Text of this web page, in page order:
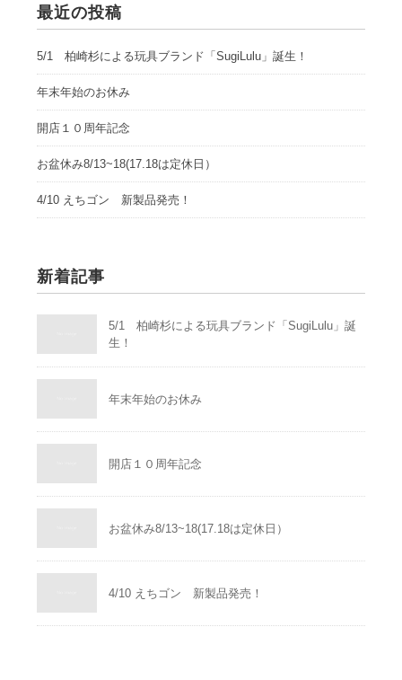
最近の投稿
5/1 柏崎杉による玩具ブランド「SugiLulu」誕生！
年末年始のお休み
開店１０周年記念
お盆休み8/13~18(17.18は定休日）
4/10 えちゴン 新製品発売！
新着記事
5/1 柏崎杉による玩具ブランド「SugiLulu」誕
生！
年末年始のお休み
開店１０周年記念
お盆休み8/13~18(17.18は定休日）
4/10 えちゴン 新製品発売！